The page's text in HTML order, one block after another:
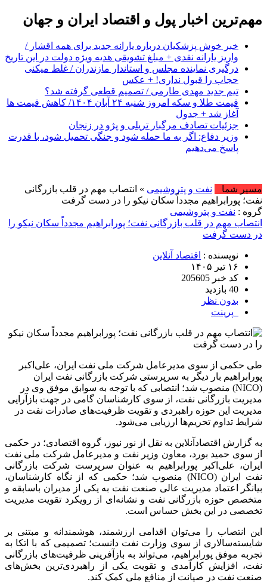
مهم‌ترین اخبار پول و اقتصاد ایران و جهان
خبر خوش پزشکیان درباره یارانه جدید برای همه اقشار /
واریز یارانه نقدی + مبلغ تشویقی هدیه ویژه دولت در این تاریخ
درگیری نماینده مجلس و استاندار مازندران / غلط میکنی
حجاب را قبول نداری! + عکس
تیم جدید مهدی طارمی / تصمیم قطعی گرفته شد؟
قیمت طلا و سکه امروز شنبه ۲۴ آبان ۱۴۰۴/ کاهش قیمت ها
آغاز شد + جدول
جزئیات تصادف مرگبار تریلی و پژو در زنجان
وزیر دفاع: اگر به ما حمله شود و جنگی تحمیل شود، با قدرت
پاسخ می‌دهیم
مسیر شما
نفت و پتروشیمی » انتصاب مهم در قلب بازرگانی
نفت؛ پورابراهیم مجدداً سکان نیکو را در دست گرفت
گروه : نفت و پتروشیمی
انتصاب مهم در قلب بازرگانی نفت؛ پورابراهیم مجدداً سکان نیکو را
در دست گرفت
نویسنده : اقتصاد آنلاین
۱۶ تیر ۱۴۰۵
کد خبر 205605
40 بازدید
بدون نظر
پرینت
طی حکمی از سوی مدیرعامل شرکت ملی نفت ایران، علی‌اکبر
پورابراهیم بار دیگر به سرپرستی شرکت بازرگانی نفت ایران
(NICO) منصوب شد؛ انتصابی که با توجه به سوابق موفق وی در
مدیریت بازرگانی نفت، از سوی کارشناسان گامی در جهت بازآرایی
مدیریت این حوزه راهبردی و تقویت ظرفیت‌های صادرات نفت در
شرایط تداوم تحریم‌ها ارزیابی می‌شود.
به گزارش اقتصادآنلاین به نقل از نور نیوز، گروه اقتصادی؛ در حکمی
از سوی حمید بورد، معاون وزیر نفت و مدیرعامل شرکت ملی نفت
ایران، علی‌اکبر پورابراهیم به عنوان سرپرست شرکت بازرگانی
نفت ایران (NICO) منصوب شد؛ حکمی که از نگاه کارشناسان،
بیانگر اعتماد مدیریت عالی صنعت نفت به یکی از مدیران باسابقه و
متخصص حوزه بازرگانی نفت و نشانه‌ای از رویکرد تقویت مدیریت
تخصصی در این بخش حساس است.
این انتصاب را می‌توان اقدامی ارزشمند، هوشمندانه و مبتنی بر
شایسته‌سالاری از سوی وزارت نفت دانست؛ تصمیمی که با اتکا به
تجربه موفق پورابراهیم، می‌تواند به بازآفرینی ظرفیت‌های بازرگانی
نفت، افزایش کارآمدی و تقویت یکی از راهبردی‌ترین بخش‌های
صنعت نفت در صیانت از منافع ملی کمک کند.